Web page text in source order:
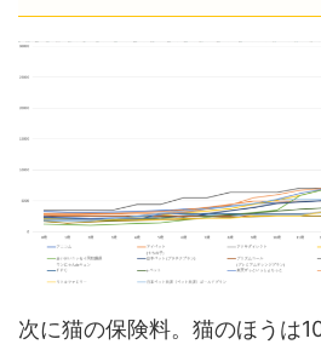
次に猫の保険料。猫のほうは